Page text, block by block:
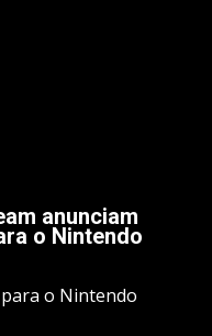
anunciam
o Nintendo
o Nintendo